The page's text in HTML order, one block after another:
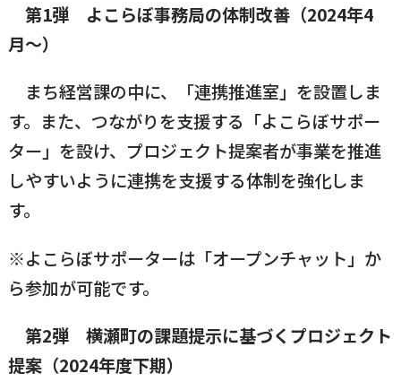
第1弾 よこらぼ事務局の体制改善（2024年4
月〜）
まち経営課の中に、「連携推進室」を設置しま
す。また、つながりを支援する「よこらぼサポー
ター」を設け、プロジェクト提案者が事業を推進
しやすいように連携を支援する体制を強化しま
す。
※よこらぼサポーターは「オープンチャット」か
ら参加が可能です。
第2弾 横瀬町の課題提示に基づくプロジェクト
提案（2024年度下期）